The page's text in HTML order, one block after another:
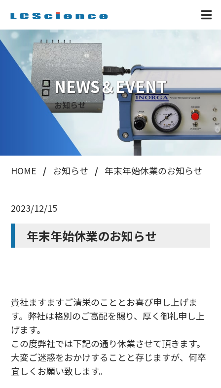
NEWS＆EVENT
お知らせ
HOME お知らせ 年末年始休業のお知らせ
2023/12/15
年末年始休業のお知らせ
貴社ますますご清栄のこととお喜び申し上げま
す。弊社は格別のご高配を賜り、厚く御礼申し上
げます。
この度弊社では下記の通り休業させて頂きます。
大変ご迷惑をおかけすることと存じますが、何卒
宜しくお願い致します。